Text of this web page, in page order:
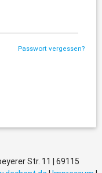
Passwort vergessen?
Str. 11 | 69115